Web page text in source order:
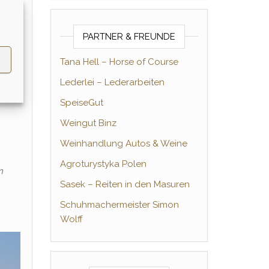
PARTNER & FREUNDE
Tana Hell – Horse of Course
Lederlei – Lederarbeiten
SpeiseGut
Weingut Binz
Weinhandlung Autos & Weine
Agroturystyka Polen
Sasek – Reiten in den Masuren
Schuhmachermeister Simon
Wolff